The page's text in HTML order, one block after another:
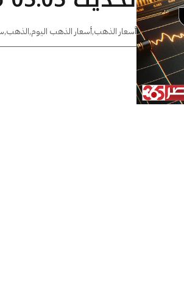
أسعار الذهب,أسعار الذهب اليوم,الذهب,